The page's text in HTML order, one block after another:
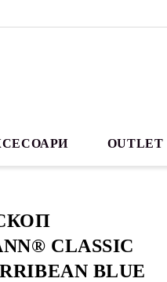
OUTLET
CLASSIC
BLUE